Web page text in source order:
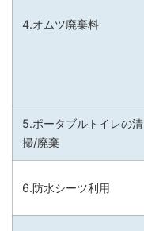
4.オムツ廃棄料
5.ポータブルトイレの清
掃/廃棄
6.防水シーツ利用